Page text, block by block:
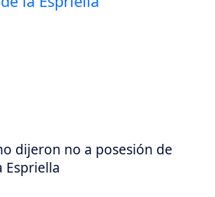
dijeron no a posesión de
Espriella